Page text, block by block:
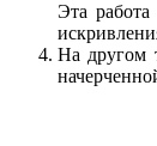
Эта
На другом